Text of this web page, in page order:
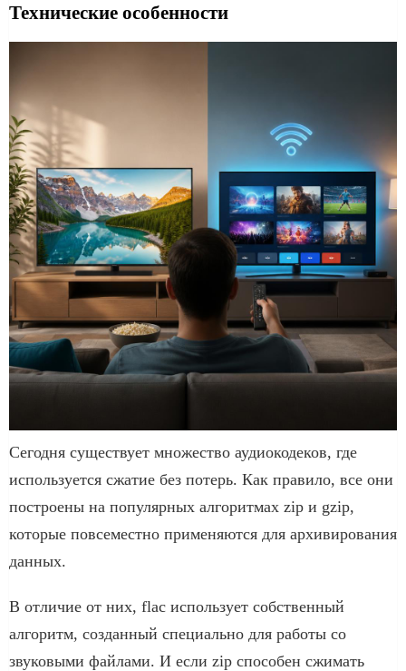
Технические особенности
Сегодня существует множество аудиокодеков, где
используется сжатие без потерь. Как правило, все они
построены на популярных алгоритмах zip и gzip,
которые повсеместно применяются для архивирования
данных.
В отличие от них, flac использует собственный
алгоритм, созданный специально для работы со
звуковыми файлами. И если zip способен сжимать